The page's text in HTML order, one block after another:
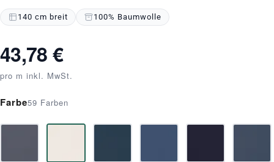
140 cm breit 100% Baumwolle
43,78 €
pro m inkl. MwSt.
Farbe59 Farben